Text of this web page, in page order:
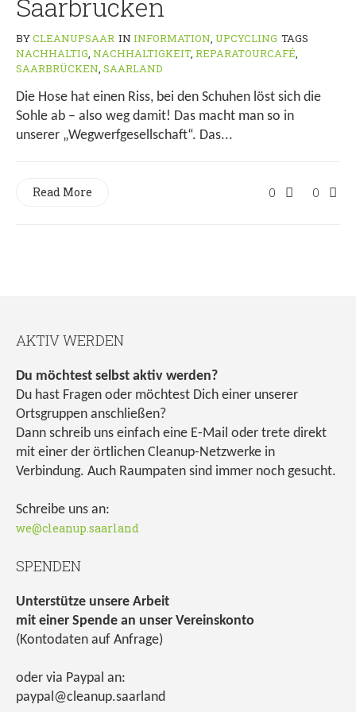
Saarbrücken
BYCLEANUPSAAR IN INFORMATION, UPCYCLING TAGS
NACHHALTIG, NACHHALTIGKEIT, REPARATOURCAFÉ,
SAARBRÜCKEN, SAARLAND
Die Hose hat einen Riss, bei den Schuhen löst sich die
Sohle ab – also weg damit! Das macht man so in
unserer „Wegwerfgesellschaft“. Das...
0 0
Read More
AKTIV WERDEN
Du möchtest selbst aktiv werden?
Du hast Fragen oder möchtest Dich einer unserer
Ortsgruppen anschließen?
Dann schreib uns einfach eine E-Mail oder trete direkt
mit einer der örtlichen Cleanup-Netzwerke in
Verbindung. Auch Raumpaten sind immer noch gesucht.
Schreibe uns an:
we@cleanup.saarland
SPENDEN
Unterstütze unsere Arbeit
mit einer Spende an unser Vereinskonto
(Kontodaten auf Anfrage)
oder via Paypal an:
paypal@cleanup.saarland